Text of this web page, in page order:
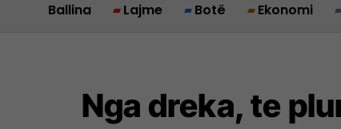
Ballina Lajme Botë Ekonomi
Nga dreka, te